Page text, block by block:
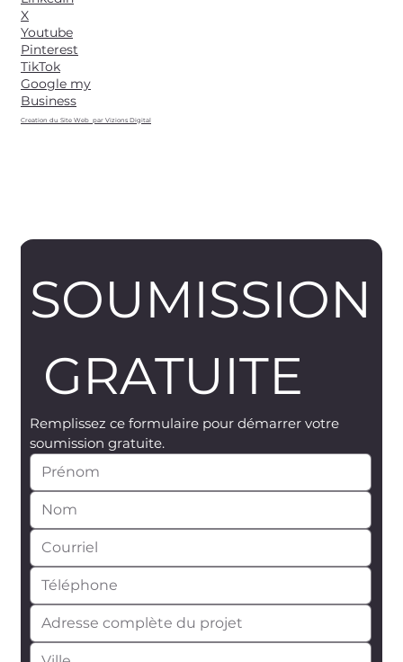
X
Youtube
Pinterest
TikTok
Google my
Business
Creation du Site Web par Vizions Digital
SOUMISSION
GRATUITE
Remplissez ce formulaire pour démarrer votre
soumission gratuite.